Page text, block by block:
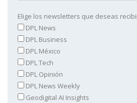
Elige los newsletters que deseas
DPL News
DPL Business
DPL México
DPL Tech
DPL Opinión
DPL News Weekly
Geodigital AI Insights